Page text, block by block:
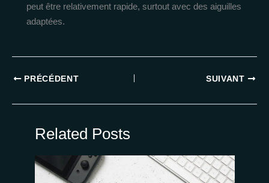
peut être relativement rapide, surtout avec des aiguilles
adaptées.
PRÉCÉDENT SUIVANT
Related Posts